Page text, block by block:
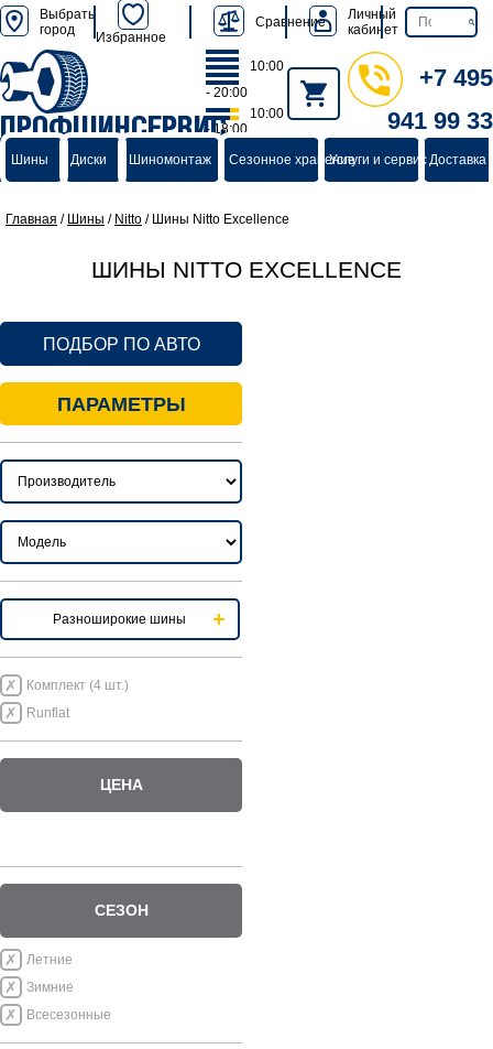
Выбрать
город
Избранное
Сравнение
Личный
кабинет
ПРОФШИНСЕРВИС
группа компаний
10:00
- 20:00
10:00
- 18:00
+7 495
941 99 33
Шины Диски Шиномонтаж Сезонное хранениеУслуги и сервисДоставка
Главная / Шины / Nitto / Шины Nitto Excellence
ШИНЫ NITTO EXCELLENCE
ПОДБОР ПО АВТО
ПАРАМЕТРЫ
Разноширокие шины
Комплект (4 шт.)
Runflat
ЦЕНА
СЕЗОН
Летние
Зимние
Всесезонные